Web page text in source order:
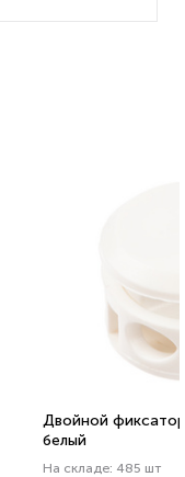
Двойной
белый
На складе: 485 шт